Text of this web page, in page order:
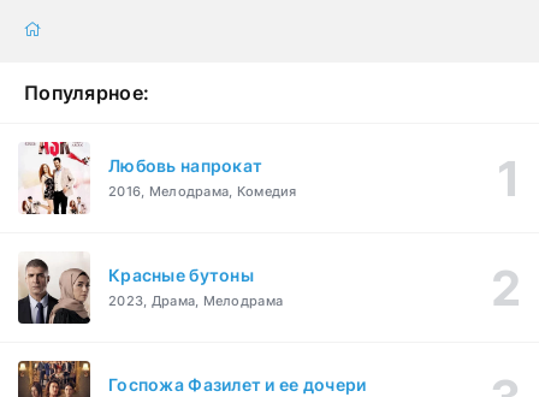
Популярное:
Любовь напрокат
2016, Мелодрама, Комедия
Красные бутоны
2023, Драма, Мелодрама
Госпожа Фазилет и ее дочери